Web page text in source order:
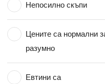
Непосилно скъпи
Цените са нормални
разумно
Евтини са